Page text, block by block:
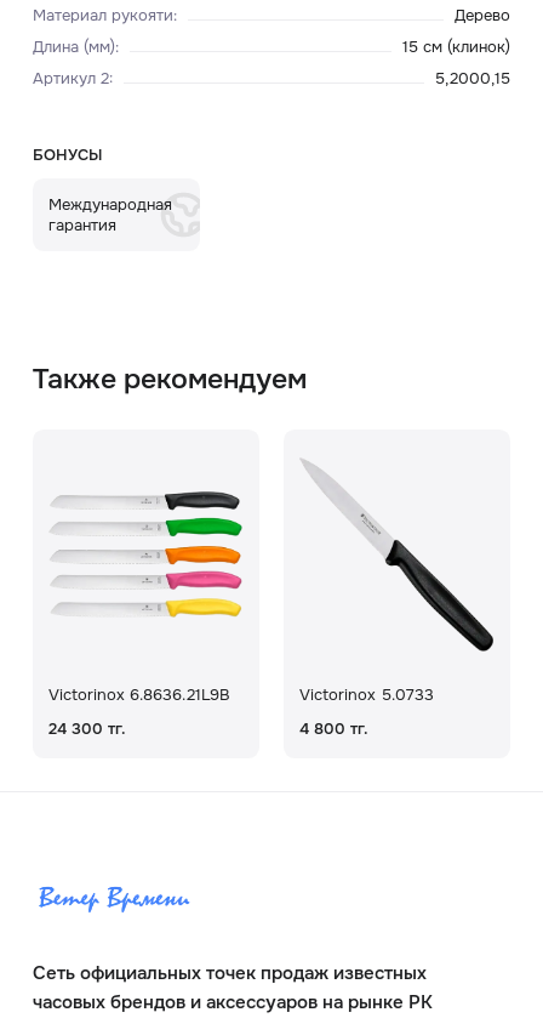
Материал рукояти:
Дерево
Длина (мм):
15 см (клинок)
Артикул 2: 5,2000,15
БОНУСЫ
Международная
гарантия
Также рекомендуем
Victorinox 6.8636.21L9B
24 300 тг.
Victorinox 5.0733
4 800 тг.
Сеть официальных точек продаж известных
часовых брендов и аксессуаров на рынке РК